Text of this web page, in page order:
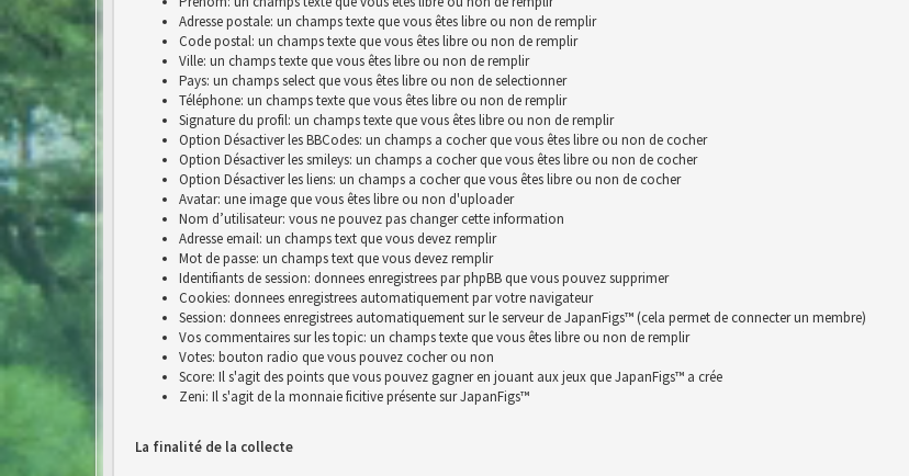
Adresse postale: un champs texte que vous êtes libre ou non de remplir
Code postal: un champs texte que vous êtes libre ou non de remplir
Ville: un champs texte que vous êtes libre ou non de remplir
Pays: un champs select que vous êtes libre ou non de selectionner
Téléphone: un champs texte que vous êtes libre ou non de remplir
Signature du profil: un champs texte que vous êtes libre ou non de remplir
Option Désactiver les BBCodes: un champs a cocher que vous êtes libre ou non de cocher
Option Désactiver les smileys: un champs a cocher que vous êtes libre ou non de cocher
Option Désactiver les liens: un champs a cocher que vous êtes libre ou non de cocher
Avatar: une image que vous êtes libre ou non d'uploader
Nom d’utilisateur: vous ne pouvez pas changer cette information
Adresse email: un champs text que vous devez remplir
Mot de passe: un champs text que vous devez remplir
Identifiants de session: donnees enregistrees par phpBB que vous pouvez supprimer
Cookies: donnees enregistrees automatiquement par votre navigateur
Session: donnees enregistrees automatiquement sur le serveur de JapanFigs™ (cela permet de connecter un membre)
Vos commentaires sur les topic: un champs texte que vous êtes libre ou non de remplir
Votes: bouton radio que vous pouvez cocher ou non
Score: Il s'agit des points que vous pouvez gagner en jouant aux jeux que JapanFigs™ a crée
Zeni: Il s'agit de la monnaie ficitive présente sur JapanFigs™
La finalité de la collecte